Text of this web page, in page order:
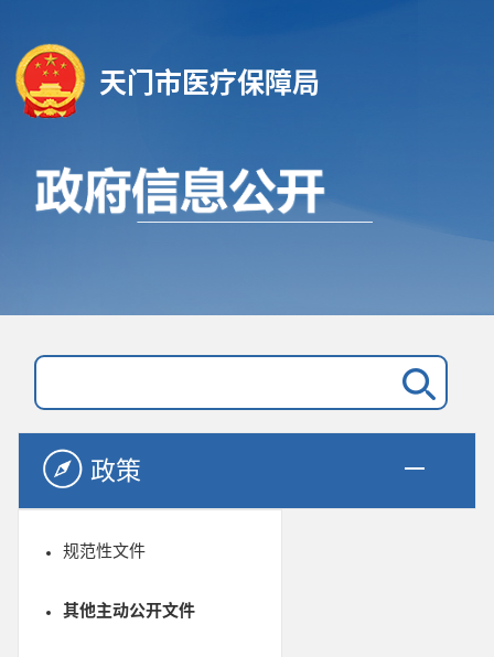
天门市医疗保障局
政策
规范性文件
其他主动公开文件